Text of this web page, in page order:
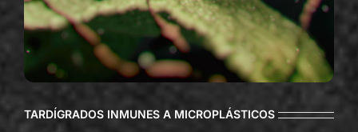
TARDÍGRADOS INMUNES A MICROPLÁSTICOS